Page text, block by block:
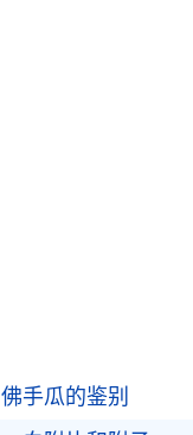
手瓜的鉴别